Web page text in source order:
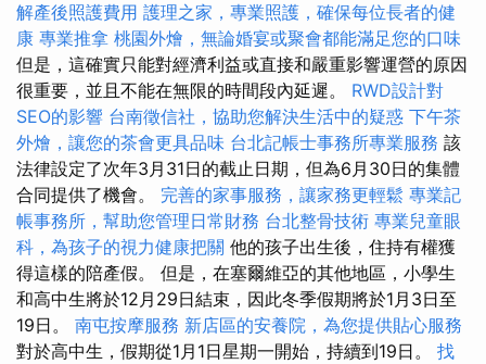
解產後照護費用 護理之家，專業照護，確保每位長者的健
康 專業推拿 桃園外燴，無論婚宴或聚會都能滿足您的口味
但是，這確實只能對經濟利益或直接和嚴重影響運營的原因
很重要，並且不能在無限的時間段內延遲。 RWD設計對
SEO的影響 台南徵信社，協助您解決生活中的疑惑 下午茶
外燴，讓您的茶會更具品味 台北記帳士事務所專業服務 該
法律設定了次年3月31日的截止日期，但為6月30日的集體
合同提供了機會。 完善的家事服務，讓家務更輕鬆 專業記
帳事務所，幫助您管理日常財務 台北整骨技術 專業兒童眼
科，為孩子的視力健康把關 他的孩子出生後，住持有權獲
得這樣的陪產假。 但是，在塞爾維亞的其他地區，小學生
和高中生將於12月29日結束，因此冬季假期將於1月3日至
19日。 南屯按摩服務 新店區的安養院，為您提供貼心服務
對於高中生，假期從1月1日星期一開始，持續到19日。 找